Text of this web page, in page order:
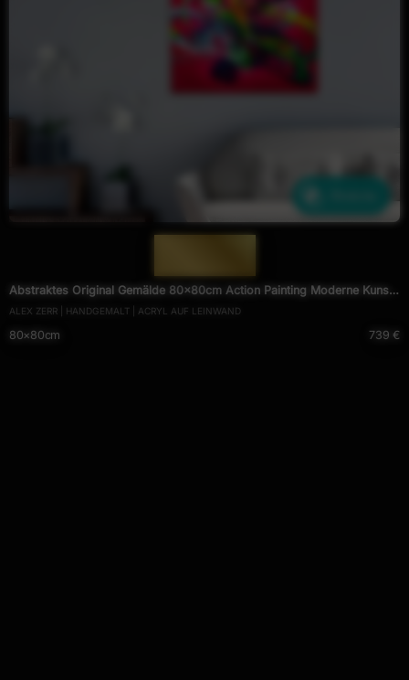
Abstraktes Original Gemälde 80x80cm Action Painting Moderne Kunst
handgemalt Mischtechnik rot pink violett einzigartig
ALEX ZERR | HANDGEMALT | ACRYL AUF LEINWAND
80×80cm 739 €